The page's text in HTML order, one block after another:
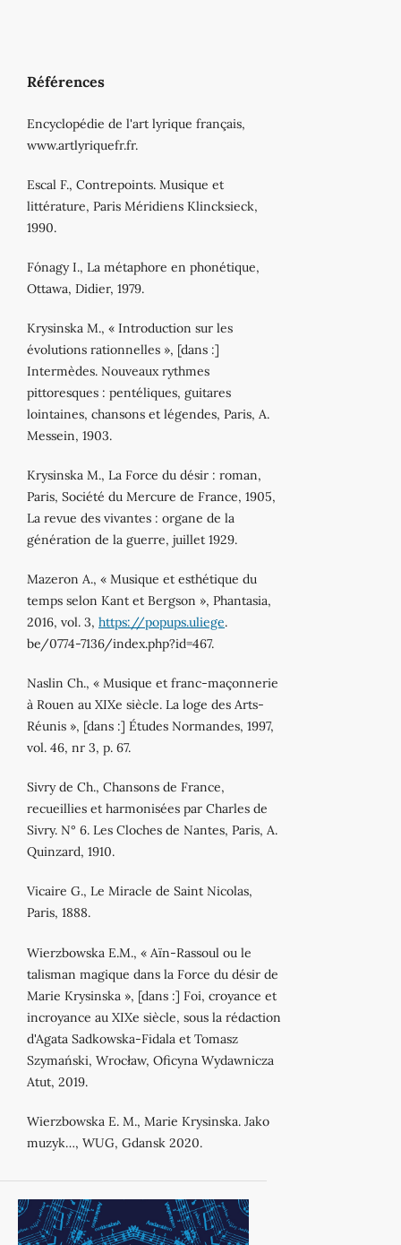
Références
Encyclopédie de l'art lyrique français,
www.artlyriquefr.fr.
Escal F., Contrepoints. Musique et
littérature, Paris Méridiens Klincksieck,
1990.
Fónagy I., La métaphore en phonétique,
Ottawa, Didier, 1979.
Krysinska M., « Introduction sur les
évolutions rationnelles », [dans :]
Intermèdes. Nouveaux rythmes
pittoresques : pentéliques, guitares
lointaines, chansons et légendes, Paris, A.
Messein, 1903.
Krysinska M., La Force du désir : roman,
Paris, Société du Mercure de France, 1905,
La revue des vivantes : organe de la
génération de la guerre, juillet 1929.
Mazeron A., « Musique et esthétique du
temps selon Kant et Bergson », Phantasia,
2016, vol. 3, https://popups.uliege.
be/0774-7136/index.php?id=467.
Naslin Ch., « Musique et franc-maçonnerie
à Rouen au XIXe siècle. La loge des Arts-
Réunis », [dans :] Études Normandes, 1997,
vol. 46, nr 3, p. 67.
Sivry de Ch., Chansons de France,
recueillies et harmonisées par Charles de
Sivry. N° 6. Les Cloches de Nantes, Paris, A.
Quinzard, 1910.
Vicaire G., Le Miracle de Saint Nicolas,
Paris, 1888.
Wierzbowska E.M., « Aïn-Rassoul ou le
talisman magique dans la Force du désir de
Marie Krysinska », [dans :] Foi, croyance et
incroyance au XIXe siècle, sous la rédaction
d'Agata Sadkowska-Fidala et Tomasz
Szymański, Wrocław, Oficyna Wydawnicza
Atut, 2019.
Wierzbowska E. M., Marie Krysinska. Jako
muzyk…, WUG, Gdansk 2020.